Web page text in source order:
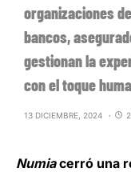
organizaciones
bancos,
gestionan la
con el toque
13 DICIEMBRE, 2024
Numiacerró una